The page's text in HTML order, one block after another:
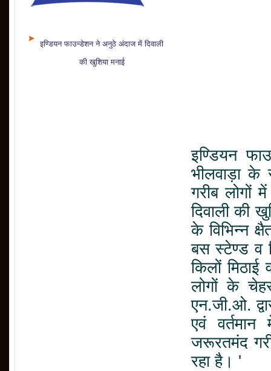
इण्डियन फाउन्डेशन ने अनुठे अंदाज में दिवाली
की खुशिया मनाई
इण्डियन
भीलवाड़ा के
गरीब लोगों
दिवाली की
के विभिन्न
बस स्टेण्ड व
किलों
लोगों के
एन.जी.ओ.
एवं
जरूरतमंद
रहा है। '